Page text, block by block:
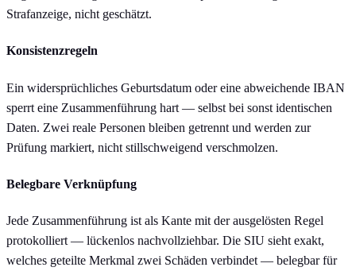
Strafanzeige, nicht geschätzt.
Konsistenzregeln
Ein widersprüchliches Geburtsdatum oder eine abweichende IBAN
sperrt eine Zusammenführung hart — selbst bei sonst identischen
Daten. Zwei reale Personen bleiben getrennt und werden zur
Prüfung markiert, nicht stillschweigend verschmolzen.
Belegbare Verknüpfung
Jede Zusammenführung ist als Kante mit der ausgelösten Regel
protokolliert — lückenlos nachvollziehbar. Die SIU sieht exakt,
welches geteilte Merkmal zwei Schäden verbindet — belegbar für